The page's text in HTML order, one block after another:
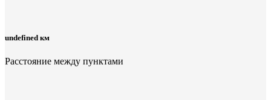
undefined км
Расстояние между пунктами